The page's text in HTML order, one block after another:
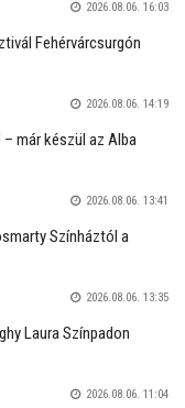
2026.08.06. 16:03
Fehérvárcsurgón
2026.08.06. 14:19
már készül az Alba
2026.08.06. 13:41
Színháztól a
2026.08.06. 13:35
Laura Színpadon
2026.08.06. 11:04